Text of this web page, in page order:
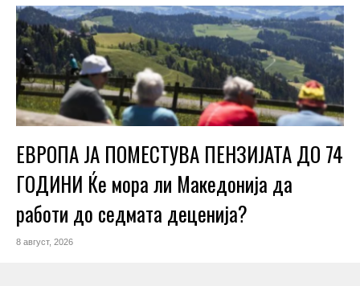
ЕВРОПА ЈА ПОМЕСТУВА ПЕНЗИЈАТА ДО 74
ГОДИНИ Ќе мора ли Македонија да
работи до седмата деценија?
8 август, 2026